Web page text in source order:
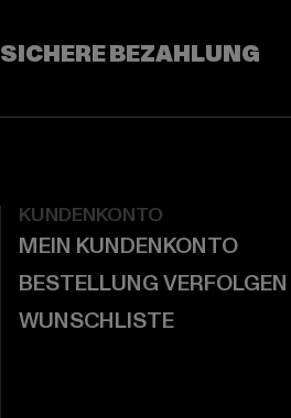
SICHERE BEZAHLUNG
KUNDENKONTO
MEIN KUNDENKONTO
BESTELLUNG VERFOLGEN
WUNSCHLISTE